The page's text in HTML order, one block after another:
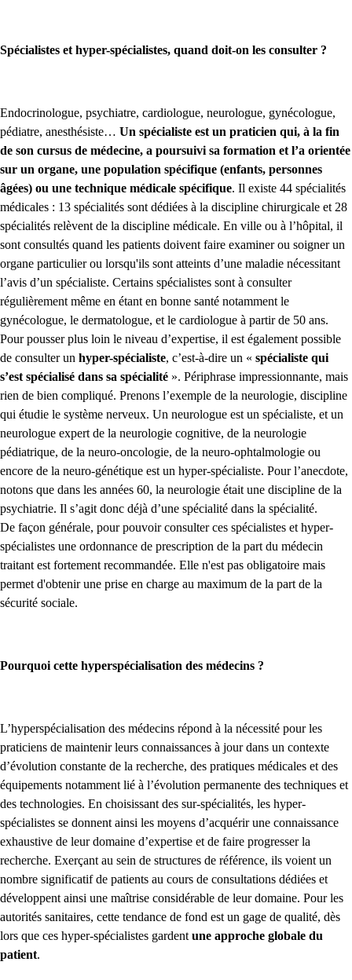
Spécialistes et hyper-spécialistes, quand doit-on les consulter ?
Endocrinologue, psychiatre, cardiologue, neurologue, gynécologue,
pédiatre, anesthésiste… Un spécialiste est un praticien qui, à la fin
de son cursus de médecine, a poursuivi sa formation et l’a orientée
sur un organe, une population spécifique (enfants, personnes
âgées) ou une technique médicale spécifique. Il existe 44 spécialités
médicales : 13 spécialités sont dédiées à la discipline chirurgicale et 28
spécialités relèvent de la discipline médicale. En ville ou à l’hôpital, il
sont consultés quand les patients doivent faire examiner ou soigner un
organe particulier ou lorsqu'ils sont atteints d’une maladie nécessitant
l’avis d’un spécialiste. Certains spécialistes sont à consulter
régulièrement même en étant en bonne santé notamment le
gynécologue, le dermatologue, et le cardiologue à partir de 50 ans.
Pour pousser plus loin le niveau d’expertise, il est également possible
de consulter un hyper-spécialiste, c’est-à-dire un « spécialiste qui
s’est spécialisé dans sa spécialité ». Périphrase impressionnante, mais
rien de bien compliqué. Prenons l’exemple de la neurologie, discipline
qui étudie le système nerveux. Un neurologue est un spécialiste, et un
neurologue expert de la neurologie cognitive, de la neurologie
pédiatrique, de la neuro-oncologie, de la neuro-ophtalmologie ou
encore de la neuro-génétique est un hyper-spécialiste. Pour l’anecdote,
notons que dans les années 60, la neurologie était une discipline de la
psychiatrie. Il s’agit donc déjà d’une spécialité dans la spécialité.
De façon générale, pour pouvoir consulter ces spécialistes et hyper-
spécialistes une ordonnance de prescription de la part du médecin
traitant est fortement recommandée. Elle n'est pas obligatoire mais
permet d'obtenir une prise en charge au maximum de la part de la
sécurité sociale.
Pourquoi cette hyperspécialisation des médecins ?
L’hyperspécialisation des médecins répond à la nécessité pour les
praticiens de maintenir leurs connaissances à jour dans un contexte
d’évolution constante de la recherche, des pratiques médicales et des
équipements notamment lié à l’évolution permanente des techniques et
des technologies. En choisissant des sur-spécialités, les hyper-
spécialistes se donnent ainsi les moyens d’acquérir une connaissance
exhaustive de leur domaine d’expertise et de faire progresser la
recherche. Exerçant au sein de structures de référence, ils voient un
nombre significatif de patients au cours de consultations dédiées et
développent ainsi une maîtrise considérable de leur domaine. Pour les
autorités sanitaires, cette tendance de fond est un gage de qualité, dès
lors que ces hyper-spécialistes gardentune approche globale du
patient.